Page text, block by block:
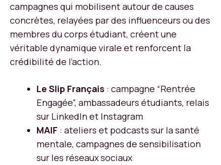
campagnes qui mobilisent autour de causes
concrètes, relayées par des influenceurs ou des
membres du corps étudiant, créent une
véritable dynamique virale et renforcent la
crédibilité de l’action.
Le Slip Français : campagne “Rentrée
Engagée”, ambassadeurs étudiants, relais
sur LinkedIn et Instagram
MAIF : ateliers et podcasts sur la santé
mentale, campagnes de sensibilisation
sur les réseaux sociaux